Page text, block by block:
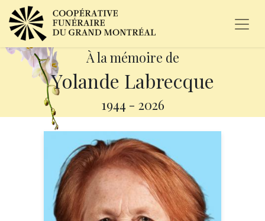
À la mémoire de
Yolande Labrecque
1944 - 2026